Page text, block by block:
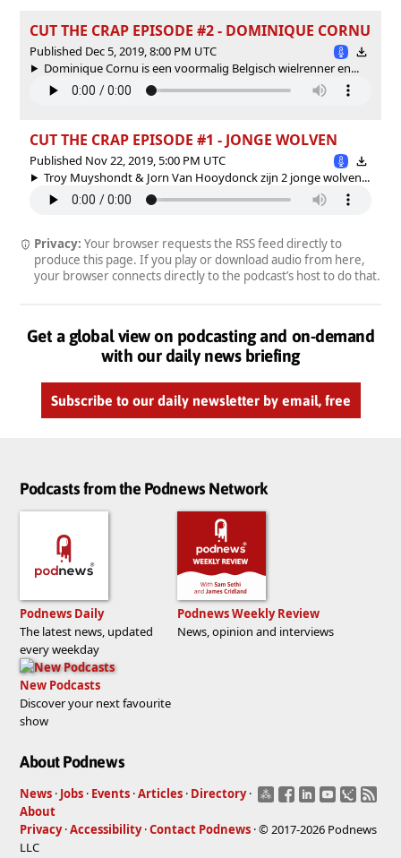
CUT THE CRAP EPISODE #2 - DOMINIQUE CORNU
Published Dec 5, 2019, 8:00 PM UTC
Dominique Cornu is een voormalig Belgisch wielrenner en...
CUT THE CRAP EPISODE #1 - JONGE WOLVEN
Published Nov 22, 2019, 5:00 PM UTC
Troy Muyshondt & Jorn Van Hooydonck zijn 2 jonge wolven...
Privacy: Your browser requests the RSS feed directly to
produce this page. If you play or download audio from here,
your browser connects directly to the podcast’s host to do that.
Get a global view on podcasting and on-demand
with our daily news briefing
Subscribe to our daily newsletter by email, free
Podcasts from the Podnews Network
Podnews Daily
The latest news, updated
every weekday
Podnews Weekly Review
News, opinion and interviews
New Podcasts
Discover your next favourite
show
About Podnews
News · Jobs · Events ·Articles · Directory ·
About
Privacy·Accessibility·Contact Podnews · © 2017-2026 Podnews
LLC